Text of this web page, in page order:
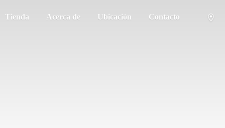
Tienda Acerca de Ubicación Contacto